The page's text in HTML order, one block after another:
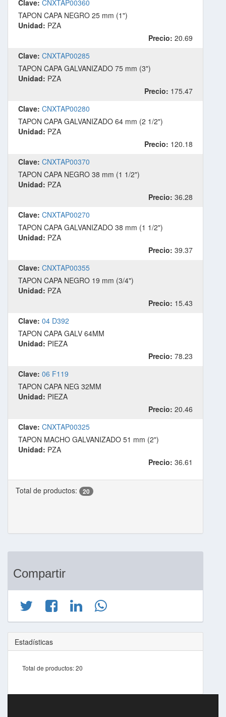
Clave: CNXTAP00360
TAPON CAPA NEGRO 25 mm (1")
Unidad: PZA
Precio: 20.69
Clave: CNXTAP00285
TAPON CAPA GALVANIZADO 75 mm (3")
Unidad: PZA
Precio: 175.47
Clave: CNXTAP00280
TAPON CAPA GALVANIZADO 64 mm (2 1/2")
Unidad: PZA
Precio: 120.18
Clave: CNXTAP00370
TAPON CAPA NEGRO 38 mm (1 1/2")
Unidad: PZA
Precio: 36.28
Clave: CNXTAP00270
TAPON CAPA GALVANIZADO 38 mm (1 1/2")
Unidad: PZA
Precio: 39.37
Clave: CNXTAP00355
TAPON CAPA NEGRO 19 mm (3/4")
Unidad: PZA
Precio: 15.43
Clave: 04 D392
TAPON CAPA GALV 64MM
Unidad: PIEZA
Precio: 78.23
Clave: 06 F119
TAPON CAPA NEG 32MM
Unidad: PIEZA
Precio: 20.46
Clave: CNXTAP00325
TAPON MACHO GALVANIZADO 51 mm (2")
Unidad: PZA
Precio: 36.61
Total de productos: 20
Compartir
Estadísticas
Total de productos:20